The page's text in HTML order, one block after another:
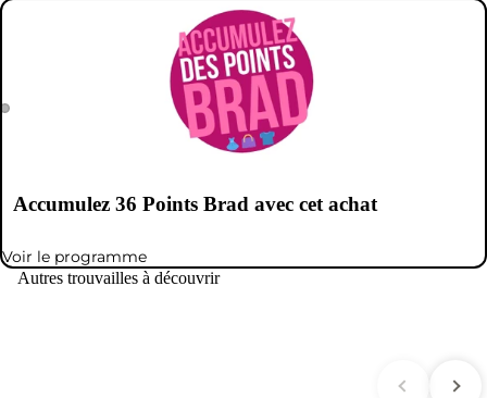
Accumulez 36 Points Brad avec cet achat
Voir le programme
Autres trouvailles à découvrir